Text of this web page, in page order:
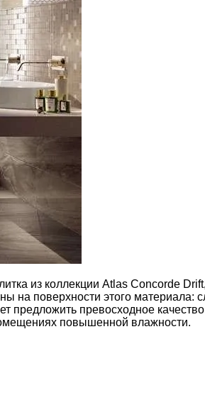
из коллекции Atlas Concorde Drift,
на поверхности этого материала:
предложить превосходное
повышенной влажности.